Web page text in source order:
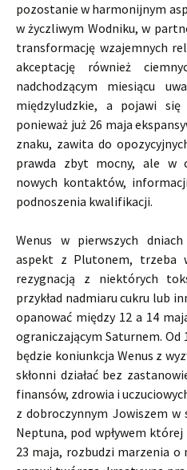
pozostanie w harmonijnym
w życzliwym Wodniku, w
transformację wzajemnych
akceptację również
nadchodzącym miesiącu
międzyludzkie, a pojawi
ponieważ już 26 maja
znaku, zawita do
prawda zbyt mocny, ale w
nowych kontaktów,
podnoszenia kwalifikacji.
Wenus w pierwszych
aspekt z Plutonem, trzeba
rezygnacją z niektórych
przykład nadmiaru cukru lub
opanować między 12 a 14
ograniczającym Saturnem. Od
będzie koniunkcja Wenus z
skłonni działać bez
finansów, zdrowia i
z dobroczynnym Jowiszem
Neptuna, pod wpływem
23 maja, rozbudzi marzenia o